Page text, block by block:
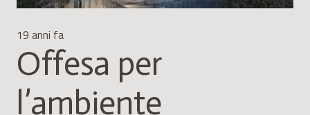
19 anni fa
Offesa per
l’ambiente